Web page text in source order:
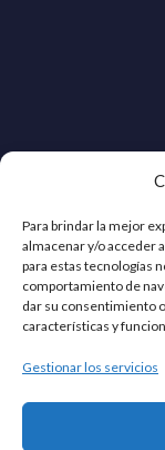
Para brindar la mejor
almacenar y/o acceder
para estas tecnologías
comportamiento de
dar su consentimiento
características y
Gestionar los servicios
Cuaresma